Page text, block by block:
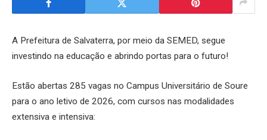
A Prefeitura de Salvaterra, por meio da SEMED, segue
investindo na educação e abrindo portas para o futuro!
Estão abertas 285 vagas no Campus Universitário de Soure
para o ano letivo de 2026, com cursos nas modalidades
extensiva e intensiva: